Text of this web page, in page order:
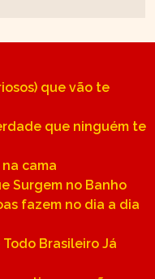
que vão te
que ninguém te
cama
Surgem no Banho
fazem no dia a dia
Brasileiro Já